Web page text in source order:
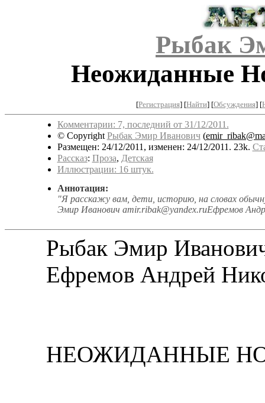
Рыбак
Неожиданные
[Регистрация] [Найти] [Обсуждения] [
Комментарии: 7, последний от 31/12/2011.
© CopyrightРыбак Эмир Иванович(
Размещен: 24/12/2011, изменен: 24/12/2011. 23k.
Рассказ: Проза, Детская
Иллюстрации: 16 штук.
Аннотация:
"Я расскажу вам, дети, историю, на словах
Эмир Иванович amir.ribak@yandex.ruЕфремов
Рыбак Эмир
Ефремов Андрей
НЕОЖИДАННЫЕ